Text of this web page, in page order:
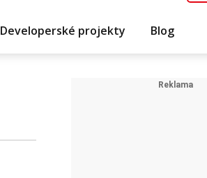
Developerské projekty Blog